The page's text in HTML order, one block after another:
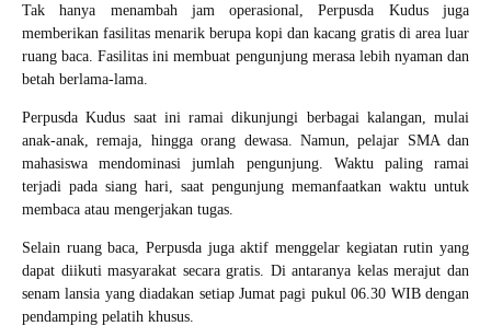
Tak hanya menambah jam operasional, Perpusda Kudus juga
memberikan fasilitas menarik berupa kopi dan kacang gratis di area luar
ruang baca. Fasilitas ini membuat pengunjung merasa lebih nyaman dan
betah berlama-lama.
Perpusda Kudus saat ini ramai dikunjungi berbagai kalangan, mulai
anak-anak, remaja, hingga orang dewasa. Namun, pelajar SMA dan
mahasiswa mendominasi jumlah pengunjung. Waktu paling ramai
terjadi pada siang hari, saat pengunjung memanfaatkan waktu untuk
membaca atau mengerjakan tugas.
Selain ruang baca, Perpusda juga aktif menggelar kegiatan rutin yang
dapat diikuti masyarakat secara gratis. Di antaranya kelas merajut dan
senam lansia yang diadakan setiap Jumat pagi pukul 06.30 WIB dengan
pendamping pelatih khusus.